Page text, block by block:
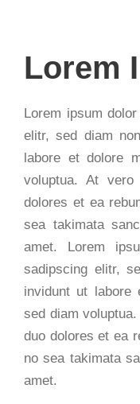
Lorem
Lorem ipsum
elitr, sed diam
labore et dolore
voluptua. At
dolores et ea
sea takimata
amet. Lorem
sadipscing elitr,
invidunt ut labore
sed diam
duo dolores et ea
no sea takimata
amet.